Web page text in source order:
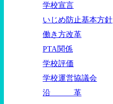
学校宣言
いじめ防止基本方針
働き方改革
PTA関係
学校評価
学校運営協議会
沿 革